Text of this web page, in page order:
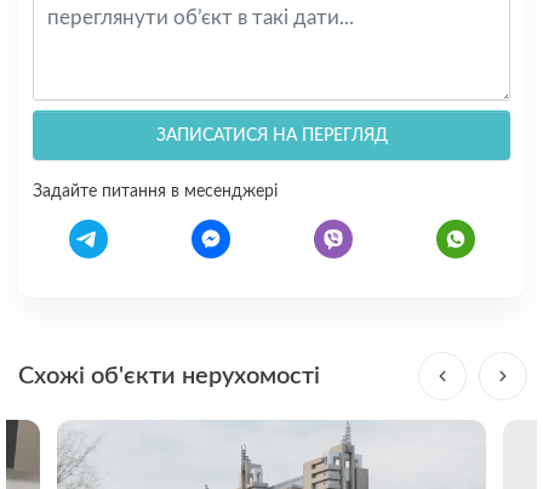
ЗАПИСАТИСЯ НА ПЕРЕГЛЯД
Задайте питання в месенджері
Схожі об'єкти нерухомості